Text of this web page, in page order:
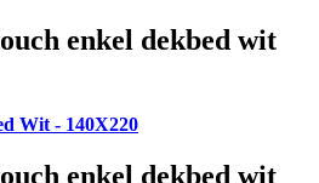
enkel dekbed wit
Wit - 140X220
enkel dekbed wit